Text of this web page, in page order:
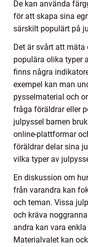
De kan använda
för att skapa sina
särskilt populärt på
Det är svårt att
populära olika typer
finns några
exempel kan man
pysselmaterial och
fråga föräldrar eller
julpyssel barnen
online-plattformar
föräldrar delar sina
vilka typer av
En diskussion om
från varandra kan
och teman. Vissa
och kräva
andra kan vara
Materialvalet kan